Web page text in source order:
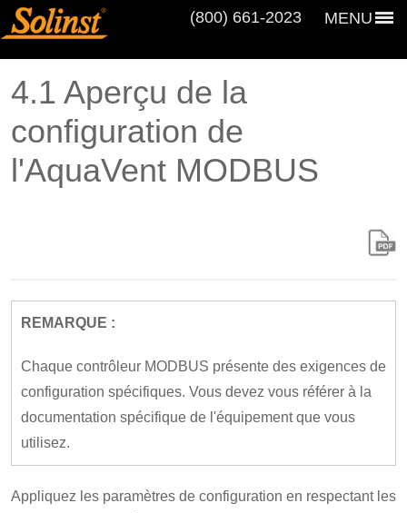
MENU
(800) 661‑2023
4.1 Aperçu de la
configuration de
l'AquaVent MODBUS
REMARQUE :
Chaque contrôleur MODBUS présente des exigences de
configuration spécifiques. Vous devez vous référer à la
documentation spécifique de l'équipement que vous
utilisez.
Appliquez les paramètres de configuration en respectant les